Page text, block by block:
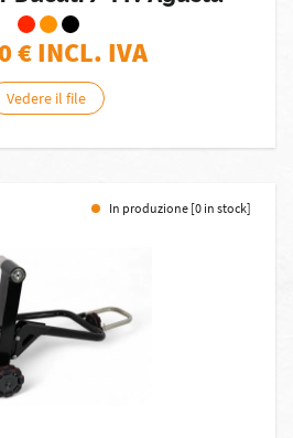
€ INCL. IVA
Vedere il file
In produzione [0 in stock]